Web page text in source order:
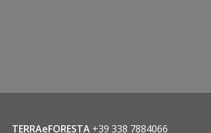
TERRAeFORESTA +39 338 7884066